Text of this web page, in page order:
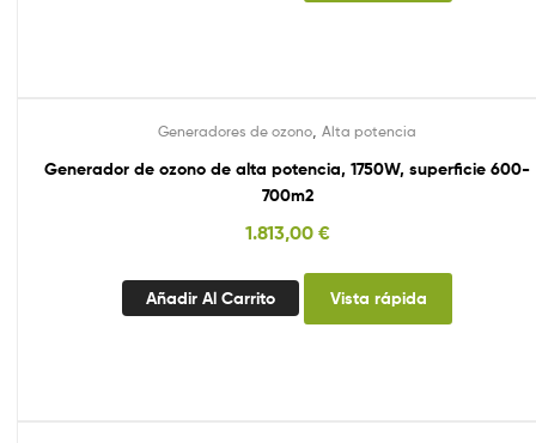
Generadores de ozono Alta potencia
Generador de ozono de alta potencia, 1750W, superficie 600-
700m2
1.813,00 €
Añadir Al Carrito Vista rápida